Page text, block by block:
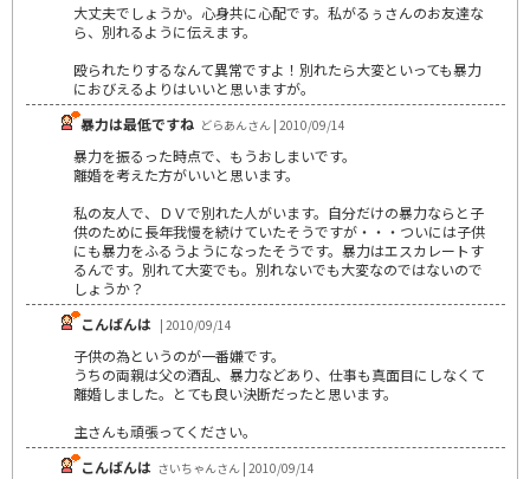
大丈夫でしょうか。心身共に心配です。私がるぅさんのお友達な
ら、別れるように伝えます。
殴られたりするなんて異常ですよ！別れたら大変といっても暴力
におびえるよりはいいと思いますが。
暴力は最低ですね どらあんさん | 2010/09/14
暴力を振るった時点で、もうおしまいです。
離婚を考えた方がいいと思います。
私の友人で、ＤＶで別れた人がいます。自分だけの暴力ならと子
供のために長年我慢を続けていたそうですが・・・ついには子供
にも暴力をふるうようになったそうです。暴力はエスカレートす
るんです。別れて大変でも。別れないでも大変なのではないので
しょうか？
こんばんは | 2010/09/14
子供の為というのが一番嫌です。
うちの両親は父の酒乱、暴力などあり、仕事も真面目にしなくて
離婚しました。とても良い決断だったと思います。
主さんも頑張ってください。
こんばんは さいちゃんさん | 2010/09/14